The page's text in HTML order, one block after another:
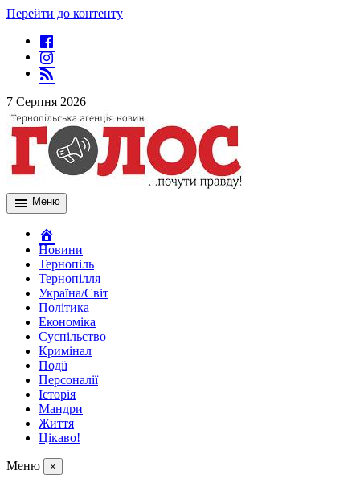
Перейти до контенту
7 Серпня 2026
Меню
Новини
Тернопіль
Тернопілля
Україна/Світ
Політика
Економіка
Суспільство
Кримінал
Події
Персоналії
Історія
Мандри
Життя
Цікаво!
Меню ×